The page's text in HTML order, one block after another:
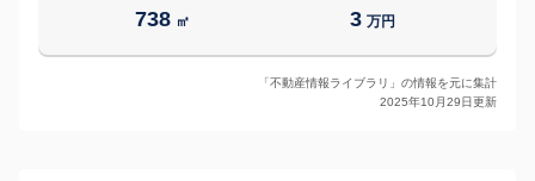
738 ㎡ 3 万円
「不動産情報ライブラリ」の情報を元に集計
2025年10月29日更新